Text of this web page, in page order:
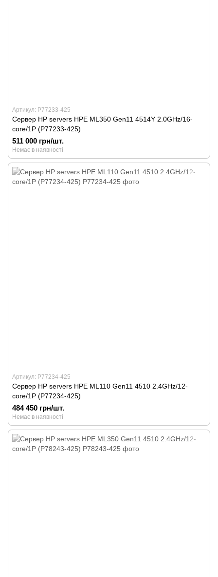
Артикул: P77233-425
Сервер HP servers HPE ML350 Gen11 4514Y 2.0GHz/16-
core/1P (P77233-425)
511 000 грн/шт.
Немає в наявності
Артикул: P77234-425
Сервер HP servers HPE ML110 Gen11 4510 2.4GHz/12-
core/1P (P77234-425)
484 450 грн/шт.
Немає в наявності